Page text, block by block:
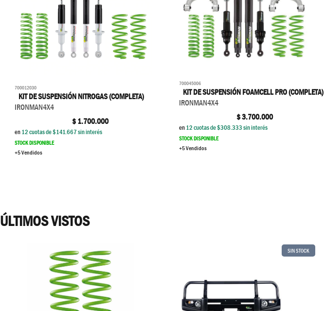
700012030
KIT DE SUSPENSIÓN NITROGAS (COMPLETA)
IRONMAN4X4
$1.700.000
en12cuotas de $141.667sin interés
STOCK DISPONIBLE
+5 Vendidos
700045006
KIT DE SUSPENSIÓN FOAMCELL PRO (COMPLETA)
IRONMAN4X4
$3.700.000
en12cuotas de $308.333sin interés
STOCK DISPONIBLE
+5 Vendidos
ÚLTIMOS VISTOS
SIN STOCK